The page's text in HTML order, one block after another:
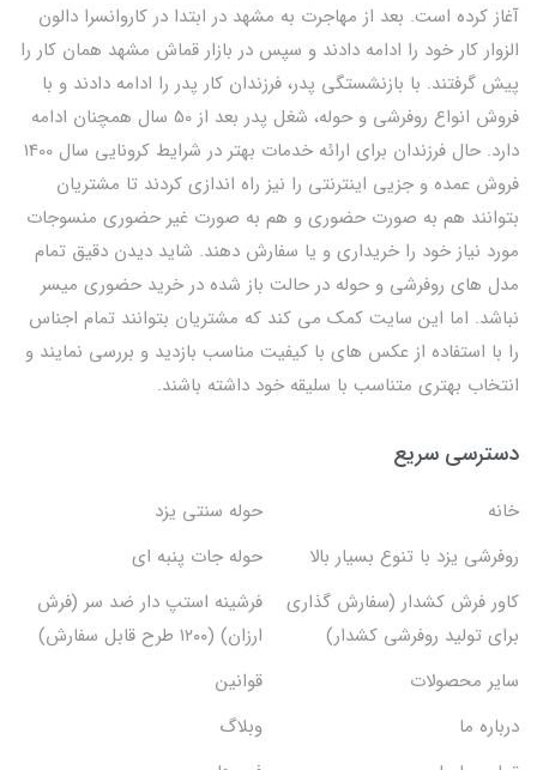
آغاز کرده است. بعد از مهاجرت به مشهد در ابتدا در کاروانسرا دالون
الزوار کار خود را ادامه دادند و سپس در بازار قماش مشهد همان کار را
پیش گرفتند. با بازنشستگی پدر، فرزندان کار پدر را ادامه دادند و با
فروش انواع روفرشی و حوله، شغل پدر بعد از 50 سال همچنان ادامه
دارد. حال فرزندان برای ارائه خدمات بهتر در شرایط کرونایی سال 1400
فروش عمده و جزیی اینترنتی را نیز راه اندازی کردند تا مشتریان
بتوانند هم به صورت حضوری و هم به صورت غیر حضوری منسوجات
مورد نیاز خود را خریداری و یا سفارش دهند. شاید دیدن دقیق تمام
مدل های روفرشی و حوله در حالت باز شده در خرید حضوری میسر
نباشد. اما این سایت کمک می کند که مشتریان بتوانند تمام اجناس
را با استفاده از عکس های با کیفیت مناسب بازدید و بررسی نمایند و
انتخاب بهتری متناسب با سلیقه خود داشته باشند.
دسترسی سریع
خانه
حوله سنتی یزد
روفرشی یزد با تنوع بسیار بالا
حوله جات پنبه ای
کاور فرش کشدار (سفارش گذاری
برای تولید روفرشی کشدار)
فرشینه استپ دار ضد سر (فرش
ارزان) (۱۲۰۰ طرح قابل سفارش)
سایر محصولات
قوانین
درباره ما
وبلاگ